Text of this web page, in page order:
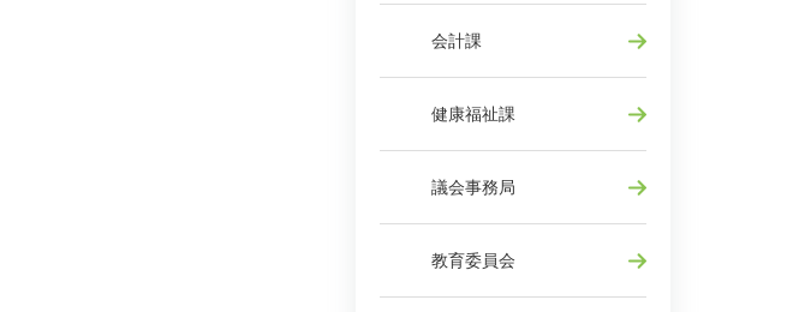
会計課
健康福祉課
議会事務局
教育委員会